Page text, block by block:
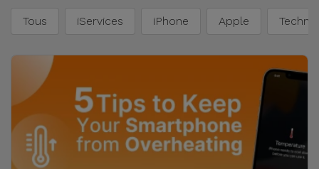
Google
Dyson
TCL
Consoles de
Reconditionnées
Voir
Ecouteurs
et
Enceintes
Montres
Connectées
Tous iServices iPhone Apple